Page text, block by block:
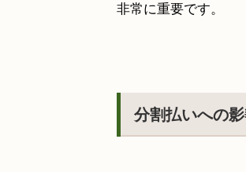
非常に重要です。
分割払いへの